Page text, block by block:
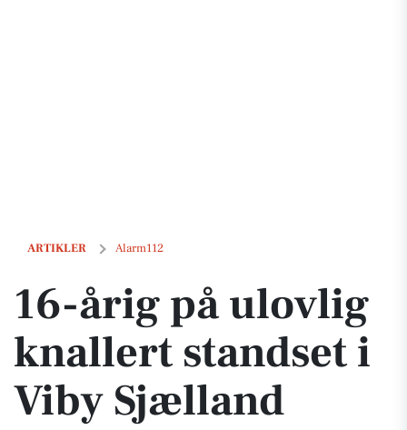
ARTIKLER Alarm112
16-årig på ulovlig knallert standset i Viby Sjælland
16-årig på ulovlig
knallert standset i
Viby Sjælland